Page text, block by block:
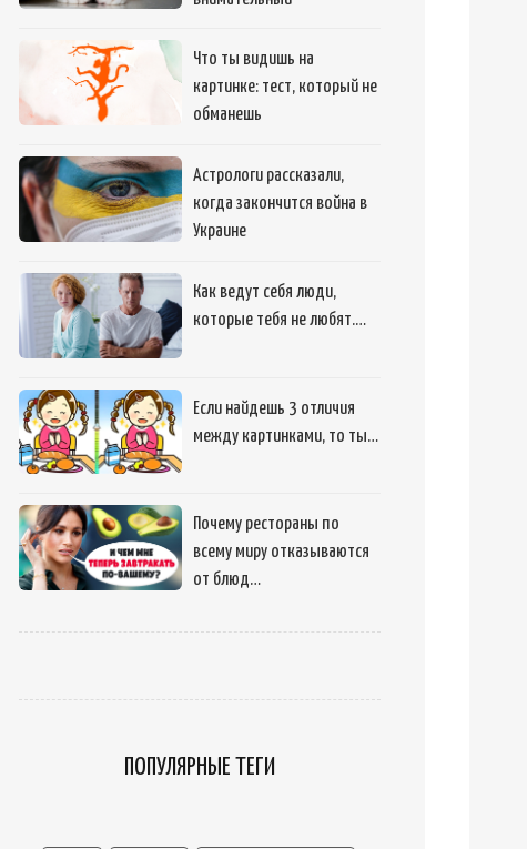
Что ты видишь на
картинке: тест, который не
обманешь
Астрологи рассказали,
когда закончится война в
Украине
Как ведут себя люди,
которые тебя не любят.…
Если найдешь 3 отличия
между картинками, то ты…
Почему рестораны по
всему миру отказываются
от блюд…
ПОПУЛЯРНЫЕ ТЕГИ